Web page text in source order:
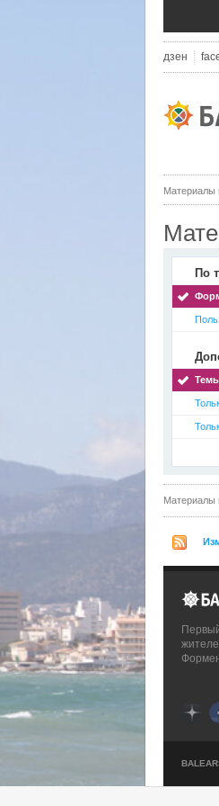
дзен
Материалы
По
Материалы